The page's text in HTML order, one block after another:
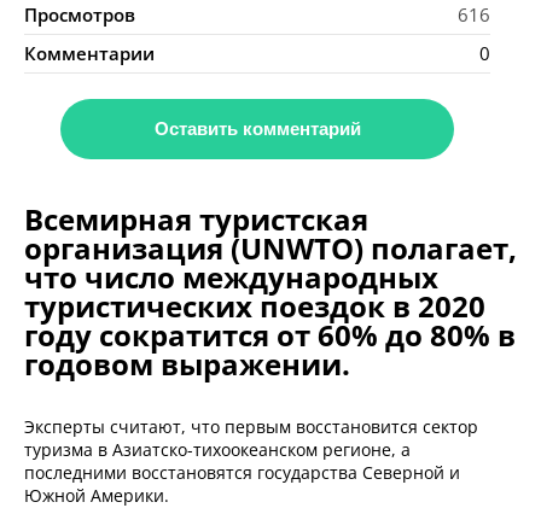
Просмотров
616
Комментарии
0
Оставить комментарий
Всемирная туристская
организация (UNWTO) полагает,
что число международных
туристических поездок в 2020
году сократится от 60% до 80% в
годовом выражении.
Эксперты считают, что первым восстановится сектор
туризма в Азиатско-тихоокеанском регионе, а
последними восстановятся государства Северной и
Южной Америки.